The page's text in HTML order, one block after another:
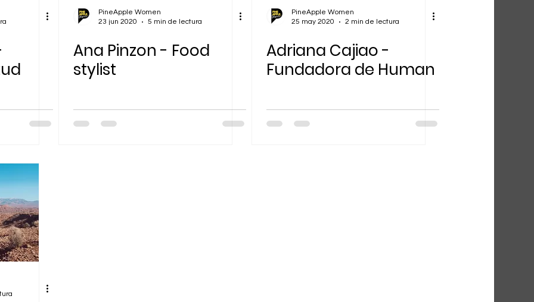
PineApple Women
23 jun 2020
5 min de lectura
Ana Pinzon - Food
stylist
PineApple Women
25 may 2020
2 min de lectura
Adriana Cajiao -
Fundadora de Human